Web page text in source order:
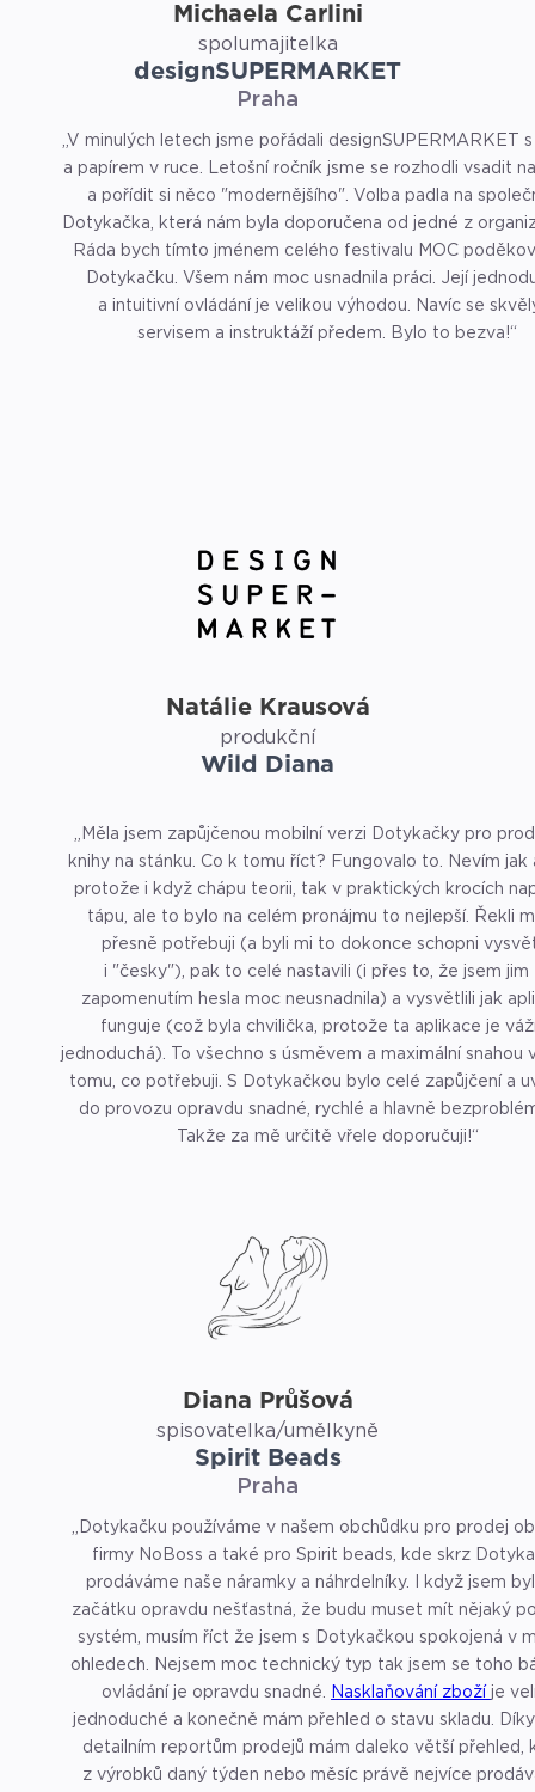
Michaela Carlini
spolumajitelka
designSUPERMARKET
Praha
„V minulých letech jsme pořádali designSUPERMARKET
a papírem v ruce. Letošní ročník jsme se rozhodli vsadit
a pořídit si něco "modernějšího". Volba padla na
Dotykačka, která nám byla doporučena od jedné z
Ráda bych tímto jménem celého festivalu MOC
Dotykačku. Všem nám moc usnadnila práci. Její
a intuitivní ovládání je velikou výhodou. Navíc se
servisem a instruktáží předem. Bylo to bezva!“
Natálie Krausová
produkční
Wild Diana
„Měla jsem zapůjčenou mobilní verzi Dotykačky pro
knihy na stánku. Co k tomu říct? Fungovalo to. Nevím jak
protože i když chápu teorii, tak v praktických krocích
tápu, ale to bylo na celém pronájmu to nejlepší. Řekli
přesně potřebuji (a byli mi to dokonce schopni
i "česky"), pak to celé nastavili (i přes to, že jsem jim
zapomenutím hesla moc neusnadnila) a vysvětlili jak
funguje (což byla chvilička, protože ta aplikace je
jednoduchá). To všechno s úsměvem a maximální snahou vyhovět
tomu, co potřebuji. S Dotykačkou bylo celé zapůjčení a
do provozu opravdu snadné, rychlé a hlavně
Takže za mě určitě vřele doporučuji!“
Diana Průšová
spisovatelka/umělkyně
Spirit Beads
Praha
„Dotykačku používáme v našem obchůdku pro prodej
firmy NoBoss a také pro Spirit beads, kde skrz
prodáváme naše náramky a náhrdelníky. I když jsem
začátku opravdu nešťastná, že budu muset mít nějaký
systém, musím říct že jsem s Dotykačkou spokojená v
ohledech. Nejsem moc technický typ tak jsem se toho
ovládání je opravdu snadné. Nasklaňování zboží je
jednoduché a konečně mám přehled o stavu skladu.
detailním reportům prodejů mám daleko větší přehled,
z výrobků daný týden nebo měsíc právě nejvíce